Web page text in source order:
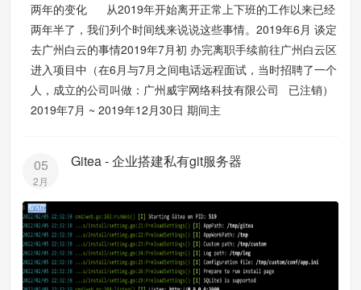
两年的变化 从2019年开始离开正常上下班的工作以来已经
两年半了，我们列个时间线来说说这些事情。2019年6月 谈定
去广州白云的事情2019年7月初 办完离职手续前往广州白云区
进入项目中（在6月与7月之间电话远程面试，当时招聘了一个
人，成立的公司叫做：广州威宇网络科技有限公司 已注销）
2019年7月 ~ 2019年12月30日 期间主
05
2月
Gitea - 企业搭建私有git服务器